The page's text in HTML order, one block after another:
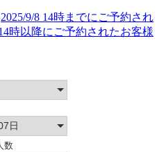
2025/9/8 14時までにご予約され
時以降にご予約されたお客様